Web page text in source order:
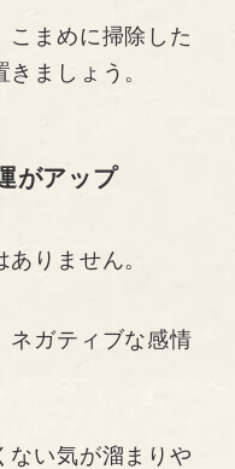
こまめに掃除した
ましょう。
がアップ
りません。
ネガティブな感情
ない気が溜まりや